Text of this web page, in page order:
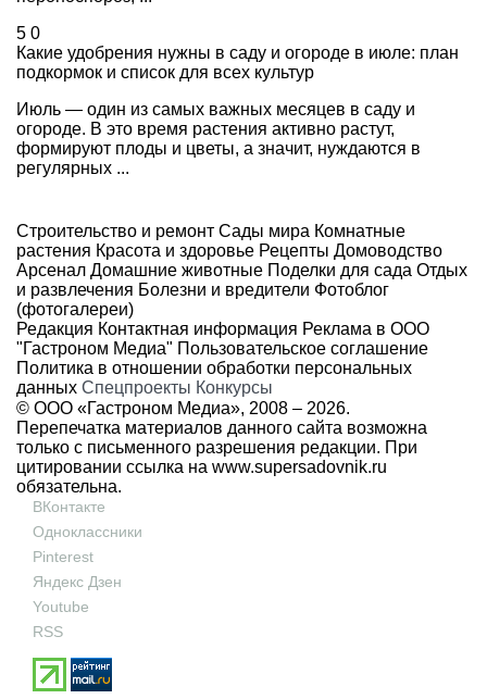
5 0
Какие удобрения нужны в саду и огороде в июле: план
подкормок и список для всех культур
Июль — один из самых важных месяцев в саду и
огороде. В это время растения активно растут,
формируют плоды и цветы, а значит, нуждаются в
регулярных ...
Строительство и ремонт Сады мира Комнатные
растения Красота и здоровье Рецепты Домоводство
Арсенал Домашние животные Поделки для сада Отдых
и развлечения Болезни и вредители Фотоблог
(фотогалереи)
Редакция Контактная информация Реклама в ООО
"Гастроном Медиа" Пользовательское соглашение
Политика в отношении обработки персональных
данных Спецпроекты Конкурсы
© ООО «Гастроном Медиа», 2008 – 2026.
Перепечатка материалов данного сайта возможна
только с письменного разрешения редакции. При
цитировании ссылка на www.supersadovnik.ru
обязательна.
ВКонтакте
Одноклассники
Pinterest
Яндекс Дзен
Youtube
RSS